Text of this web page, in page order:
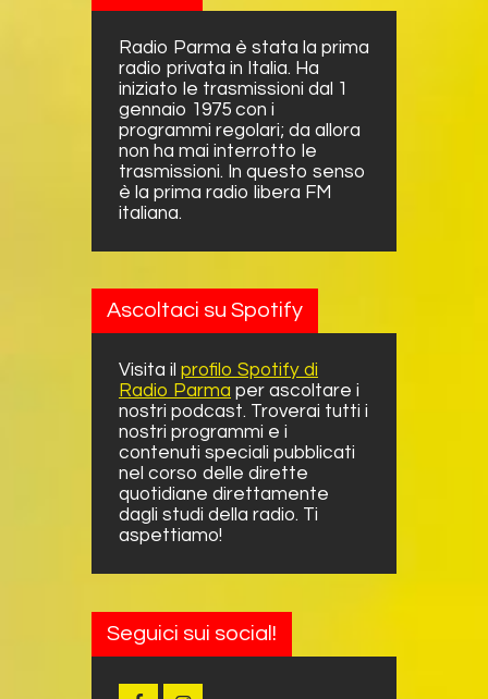
Radio Parma è stata la prima
radio privata in Italia. Ha
iniziato le trasmissioni dal 1
gennaio 1975 con i
programmi regolari; da allora
non ha mai interrotto le
trasmissioni. In questo senso
è la prima radio libera FM
italiana.
Ascoltaci su Spotify
Visita il profilo Spotify di
Radio Parma per ascoltare i
nostri podcast. Troverai tutti i
nostri programmi e i
contenuti speciali pubblicati
nel corso delle dirette
quotidiane direttamente
dagli studi della radio. Ti
aspettiamo!
Seguici sui social!